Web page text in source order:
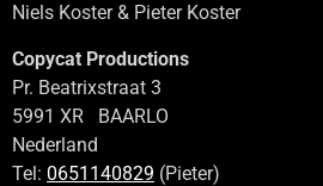
Niels Koster & Pieter Koster
Copycat Productions
Pr. Beatrixstraat 3
5991 XR BAARLO
Nederland
Tel: 0651140829 (Pieter)